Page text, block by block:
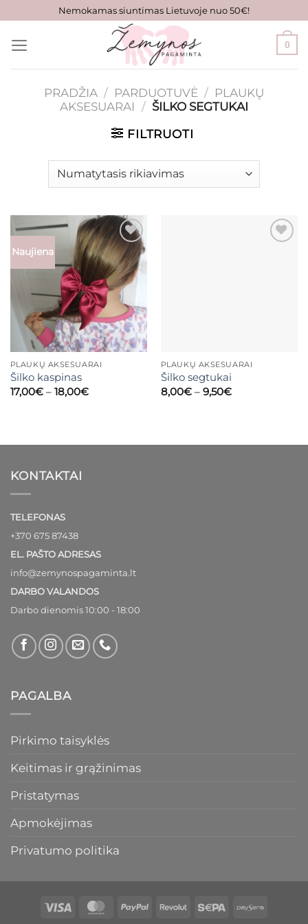
content
Nemokamas siuntimas Lietuvoje nuo 50€!
0
PRADŽIA / PARDUOTUVĖ / PLAUKŲ
AKSESUARAI / ŠILKO SEGTUKAI
FILTRUOTI
Naujiena Mėgstamiausias
PLAUKŲ AKSESUARAI
Šilko kaspinas
17,00€ – 18,00€Price
PLAUKŲ AKSESUARAI
Šilko segtukai
8,00€ – 9,50€Price
KONTAKTAI
TELEFONAS
+370 675 87438
EL. PAŠTO ADRESAS
info@zemynospagaminta.lt
DARBO VALANDOS
Darbo dienomis 10:00 - 18:00
PAGALBA
Pirkimo taisyklės
Keitimas ir grąžinimas
Pristatymas
Apmokėjimas
Privatumo politika